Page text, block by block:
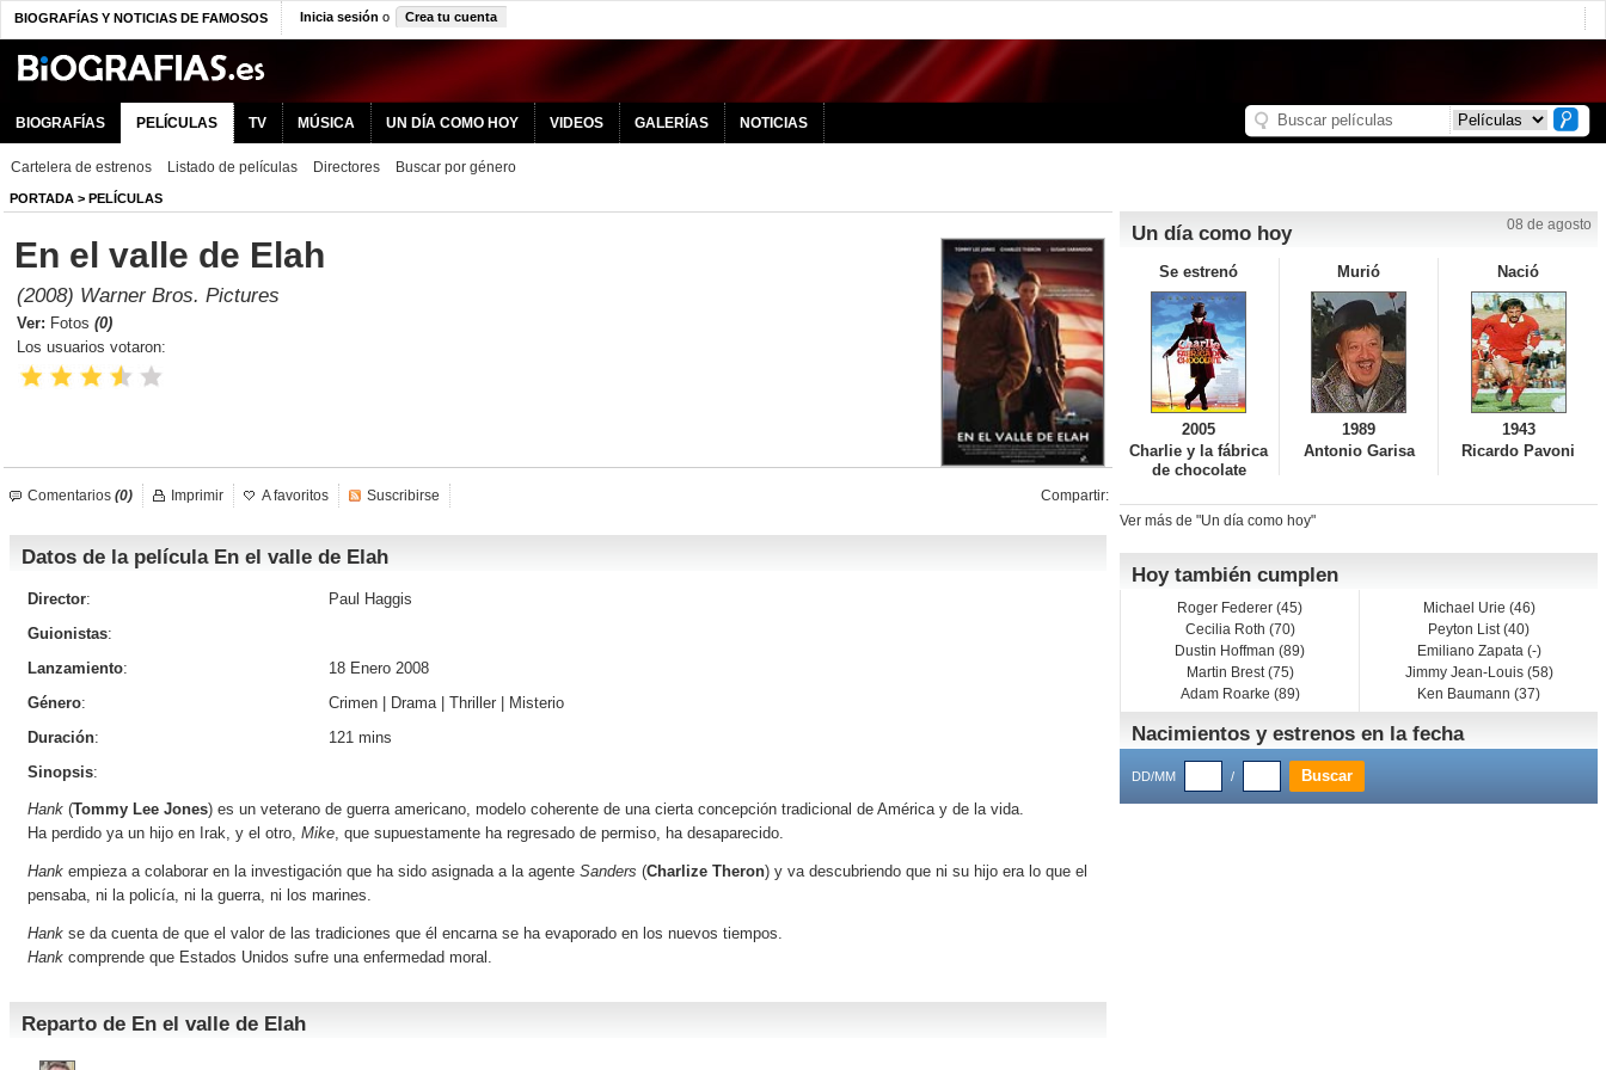
BIOGRAFÍAS Y NOTICIAS DE FAMOSOS Inicia sesión o Crea tu cuenta
BIOGRAFÍAS PELÍCULAS TV MÚSICA UN DÍA COMO HOY VIDEOS GALERÍAS NOTICIAS
Cartelera de estrenos Listado de películas Directores Buscar por género
PORTADA > PELÍCULAS
En el valle de Elah
(2008) Warner Bros. Pictures
Ver: Fotos (0)
Los usuarios votaron:
Comentarios (0) Compartir:
Imprimir A favoritos Suscribirse
Datos de la película En el valle de Elah
Director:
Paul Haggis
Guionistas:
Lanzamiento:
18 Enero 2008
Género: Crimen Drama| Thriller
Misterio
Duración:
121 mins
Sinopsis:
Hank (Tommy Lee Jones) es un veterano de guerra americano, modelo coherente de una cierta concepción tradicional de América y de la vida.
Ha perdido ya un hijo en Irak, y el otro, Mike, que supuestamente ha regresado de permiso, ha desaparecido.
Hank empieza a colaborar en la investigación que ha sido asignada a la agente Sanders (Charlize Theron) y va descubriendo que ni su hijo era lo que el
pensaba, ni la policía, ni la guerra, ni los marines.
Hank se da cuenta de que el valor de las tradiciones que él encarna se ha evaporado en los nuevos tiempos.
Hank comprende que Estados Unidos sufre una enfermedad moral.
Reparto de En el valle de Elah
Un día como hoy 08 de agosto
Se estrenó
2005
Charlie y la fábrica
de chocolate
Murió
1989
Antonio Garisa
Nació
1943
Ricardo Pavoni
Ver más de "Un día como hoy"
Hoy también cumplen
Roger Federer (45)
Cecilia Roth (70)
Dustin Hoffman (89)
Martin Brest (75)
Adam Roarke (89)
Michael Urie (46)
Peyton List (40)
Emiliano Zapata (-)
Jimmy Jean-Louis (58)
Ken Baumann (37)
Nacimientos y estrenos en la fecha
DD/MM /